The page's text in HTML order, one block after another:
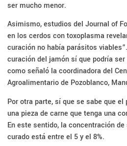
ser mucho menor.
Asimismo, estudios del Journal of
en los cerdos con toxoplasma
curación no había parásitos
curación del jamón sí que podría
como señaló la coordinadora del
Agroalimentario de Pozoblanco,
Por otra parte, sí que se sabe que
una pieza de carne que tenga una
En este sentido, la concentración
curado está entre el 5 y el 8%.